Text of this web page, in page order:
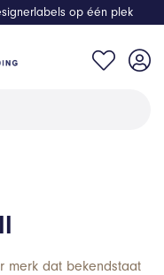
op één plek
merk dat bekendstaat